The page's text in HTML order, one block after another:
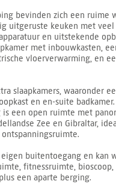
bevinden zich een ruime
uitgeruste keuken met veel
en uitstekende
met inbouwkasten,
vloerverwarming, en
slaapkamers, waaronder
en en-suite badkamer.
een open ruimte met
Zee en Gibraltar,
buitentoegang en kan
fitnessruimte, bioscoop,
een aparte berging.